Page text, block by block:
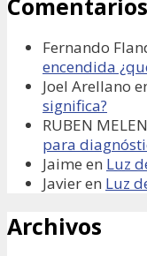
Fernando
encendida
Joel Arellano
significa?
RUBEN
para
Jaime en Luz
Javieren Luz
Archivos